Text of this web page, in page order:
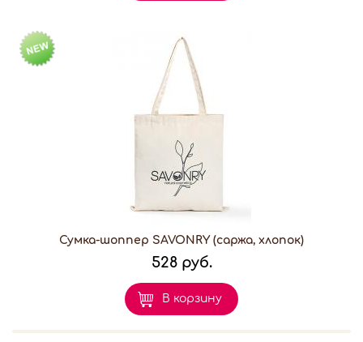
Сумка-шоппер SAVONRY (саржа, хлопок)
528 руб.
В корзину